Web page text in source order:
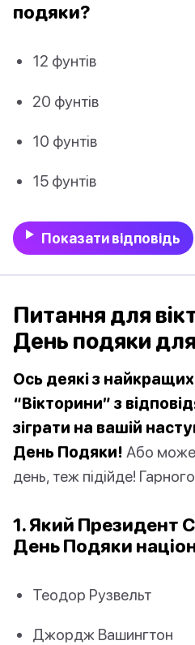
подяки?
12 фунтів
20 фунтів
10 фунтів
15 фунтів
Показати відповідь
Питання для
День подяки для
Ось деякі з
“Вікторини” з
зіграти на вашій
День Подяки! Або може
день, теж підійде!
1. Який Президент
День Подяки
Теодор Рузвельт
Джордж Вашингтон